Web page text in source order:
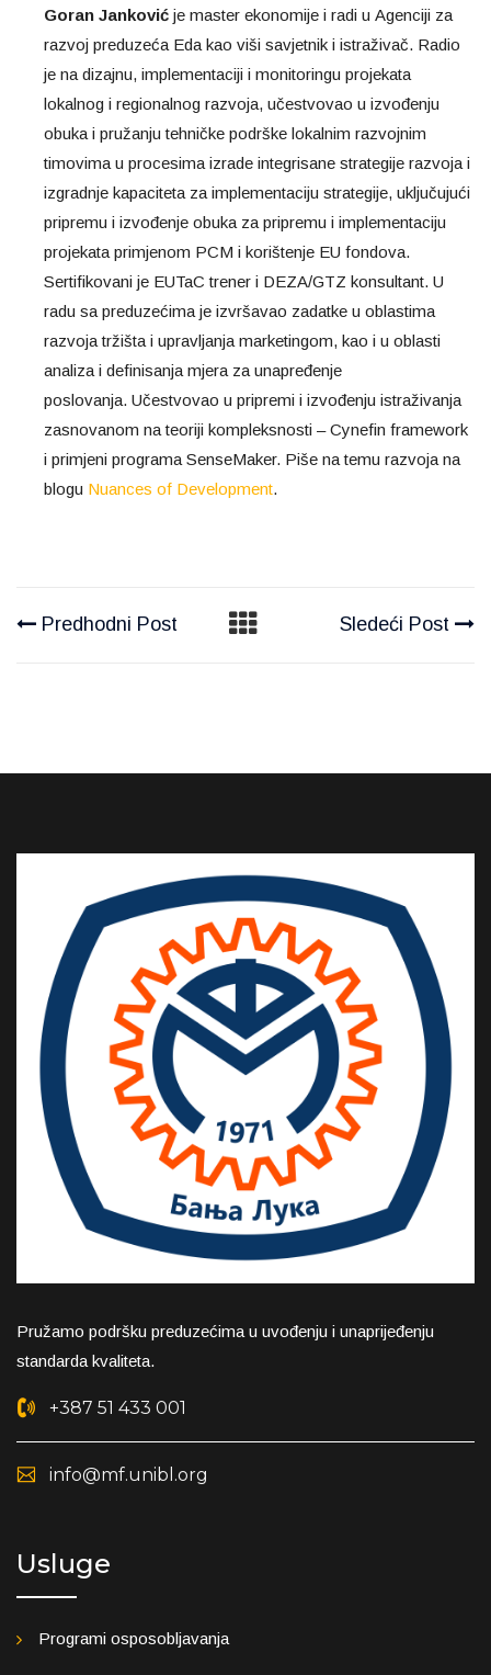
Goran Janković je master ekonomije i radi u Agenciji za
razvoj preduzeća Eda kao viši savjetnik i istraživač. Radio
je na dizajnu, implementaciji i monitoringu projekata
lokalnog i regionalnog razvoja, učestvovao u izvođenju
obuka i pružanju tehničke podrške lokalnim razvojnim
timovima u procesima izrade integrisane strategije razvoja i
izgradnje kapaciteta za implementaciju strategije, uključujući
pripremu i izvođenje obuka za pripremu i implementaciju
projekata primjenom PCM i korištenje EU fondova.
Sertifikovani je EUTaC trener i DEZA/GTZ konsultant. U
radu sa preduzećima je izvršavao zadatke u oblastima
razvoja tržišta i upravljanja marketingom, kao i u oblasti
analiza i definisanja mjera za unapređenje
poslovanja. Učestvovao u pripremi i izvođenju istraživanja
zasnovanom na teoriji kompleksnosti – Cynefin framework
i primjeni programa SenseMaker. Piše na temu razvoja na
blogu Nuances of Development.
Predhodni Post Sledeći Post
Pružamo podršku preduzećima u uvođenju i unaprijeđenju
standarda kvaliteta.
+387 51 433 001
info@mf.unibl.org
Usluge
Programi osposobljavanja